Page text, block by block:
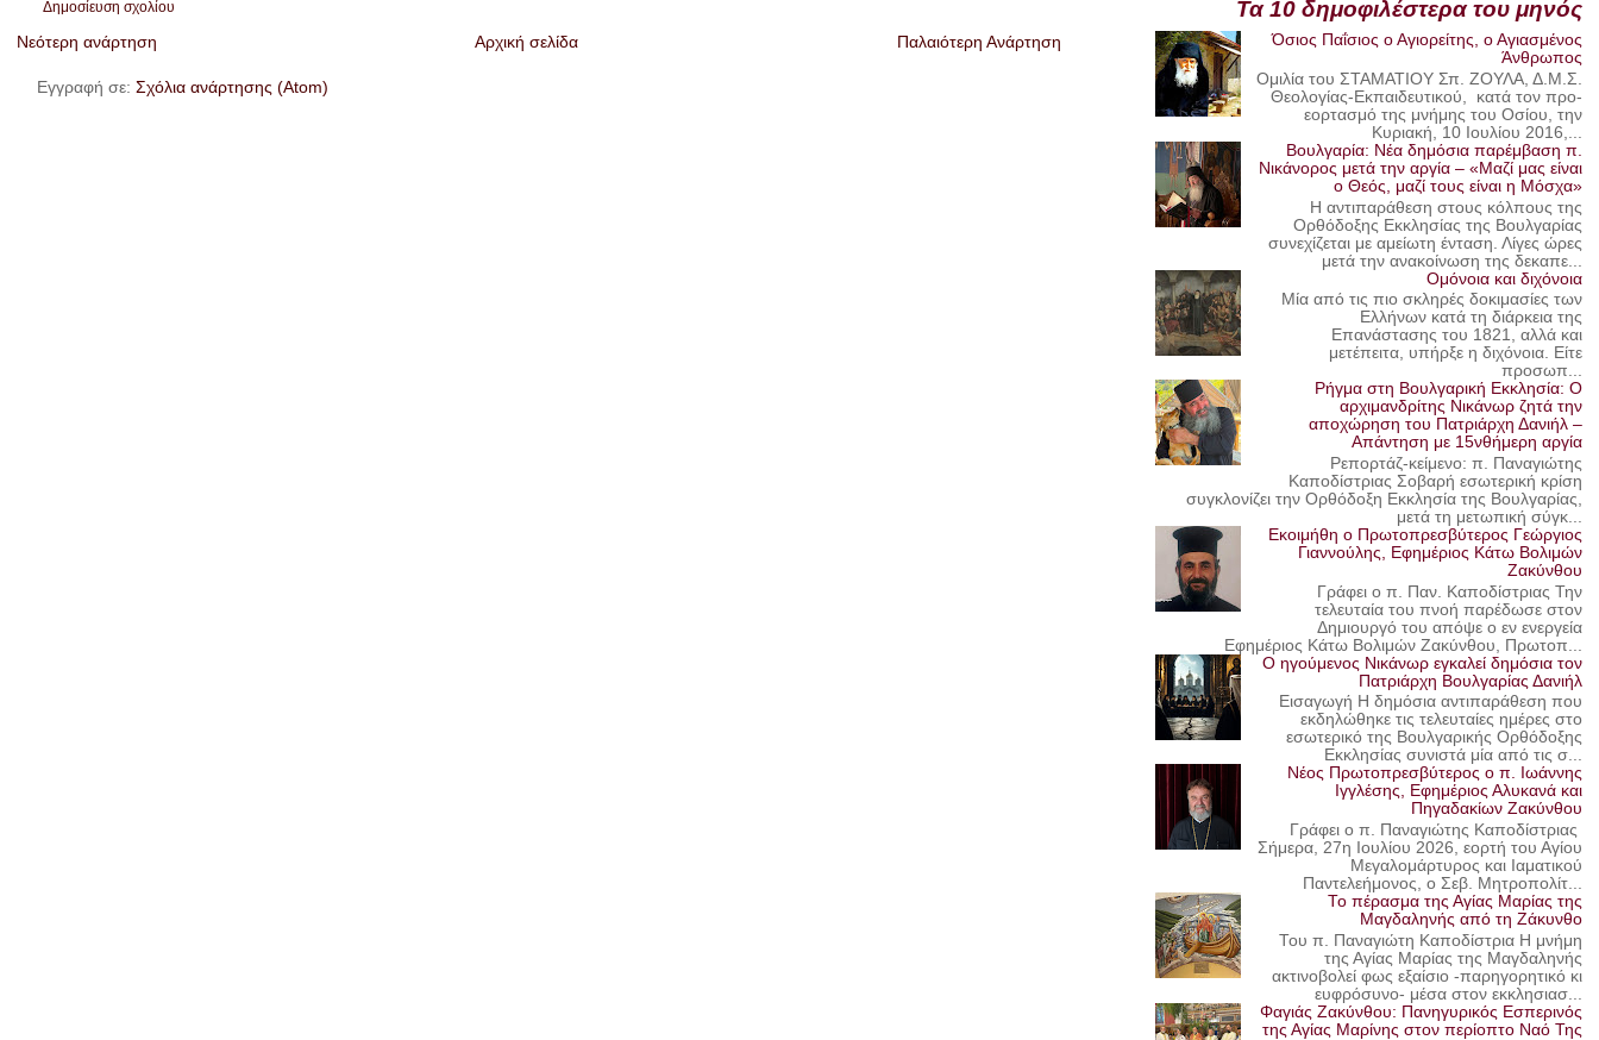
Δημοσίευση σχολίου
Νεότερη ανάρτηση Παλαιότερη Ανάρτηση
Αρχική σελίδα
Εγγραφή σε:Σχόλια ανάρτησης (Atom)
Τα 10 δημοφιλέστερα του μηνός
Όσιος Παΐσιος ο Αγιορείτης, ο Αγιασμένος
Άνθρωπος
Ομιλία του ΣΤΑΜΑΤΙΟΥ Σπ. ΖΟΥΛΑ, Δ.Μ.Σ.
Θεολογίας-Εκπαιδευτικού, κατά τον προ-
εορτασμό της μνήμης του Οσίου, την
Κυριακή, 10 Ιουλίου 2016,...
Βουλγαρία: Νέα δημόσια παρέμβαση π.
Νικάνορος μετά την αργία – «Μαζί μας είναι
ο Θεός, μαζί τους είναι η Μόσχα»
Η αντιπαράθεση στους κόλπους της
Ορθόδοξης Εκκλησίας της Βουλγαρίας
συνεχίζεται με αμείωτη ένταση. Λίγες ώρες
μετά την ανακοίνωση της δεκαπε...
Ομόνοια και διχόνοια
Μία από τις πιο σκληρές δοκιμασίες των
Ελλήνων κατά τη διάρκεια της
Επανάστασης του 1821, αλλά και
μετέπειτα, υπήρξε η διχόνοια. Είτε
προσωπ...
Ρήγμα στη Βουλγαρική Εκκλησία: Ο
αρχιμανδρίτης Νικάνωρ ζητά την
αποχώρηση του Πατριάρχη Δανιήλ –
Απάντηση με 15νθήμερη αργία
Ρεπορτάζ-κείμενο: π. Παναγιώτης
Καποδίστριας Σοβαρή εσωτερική κρίση
συγκλονίζει την Ορθόδοξη Εκκλησία της Βουλγαρίας,
μετά τη μετωπική σύγκ...
Εκοιμήθη ο Πρωτοπρεσβύτερος Γεώργιος
Γιαννούλης, Εφημέριος Κάτω Βολιμών
Ζακύνθου
Γράφει ο π. Παν. Καποδίστριας Την
τελευταία του πνοή παρέδωσε στον
Δημιουργό του απόψε ο εν ενεργεία
Εφημέριος Κάτω Βολιμών Ζακύνθου, Πρωτοπ...
Ο ηγούμενος Νικάνωρ εγκαλεί δημόσια τον
Πατριάρχη Βουλγαρίας Δανιήλ
Εισαγωγή Η δημόσια αντιπαράθεση που
εκδηλώθηκε τις τελευταίες ημέρες στο
εσωτερικό της Βουλγαρικής Ορθόδοξης
Εκκλησίας συνιστά μία από τις σ...
Νέος Πρωτοπρεσβύτερος ο π. Ιωάννης
Ιγγλέσης, Εφημέριος Αλυκανά και
Πηγαδακίων Ζακύνθου
Γράφει ο π. Παναγιώτης Καποδίστριας
Σήμερα, 27η Ιουλίου 2026, εορτή του Αγίου
Μεγαλομάρτυρος και Ιαματικού
Παντελεήμονος, ο Σεβ. Μητροπολίτ...
Το πέρασμα της Αγίας Μαρίας της
Μαγδαληνής από τη Ζάκυνθο
Του π. Παναγιώτη Καποδίστρια Η μνήμη
της Αγίας Μαρίας της Μαγδαληνής
ακτινοβολεί φως εξαίσιο -παρηγορητικό κι
ευφρόσυνο- μέσα στον εκκλησιασ...
Φαγιάς Ζακύνθου: Πανηγυρικός Εσπερινός
της Αγίας Μαρίνης στον περίοπτο Ναό Της